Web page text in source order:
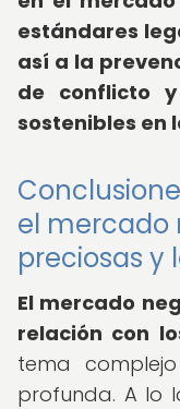
estándares
así a la
de conflicto
sostenibles en
el mercado
preciosas y
El mercado
relación con
tema
profunda. A lo